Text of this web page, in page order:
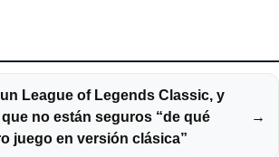
League of Legends Classic, y
no están seguros “de qué
juego en versión clásica”
→